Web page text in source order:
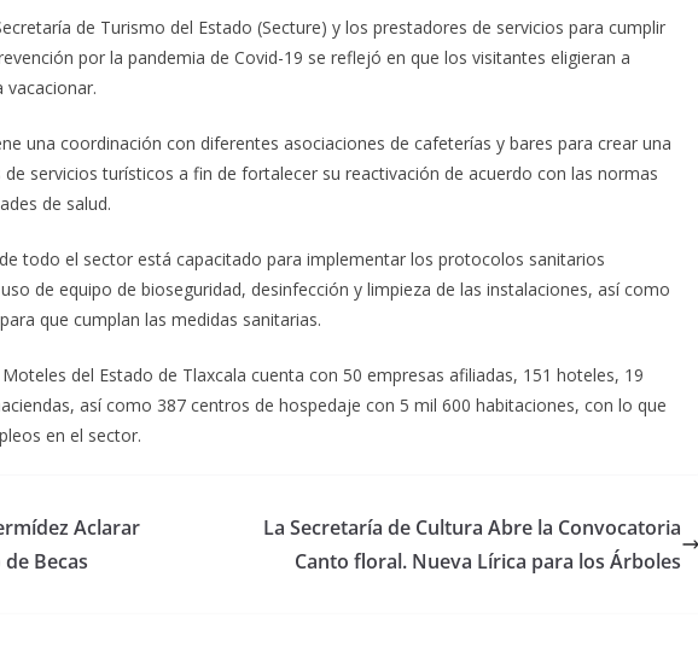
de Turismo del Estado (Secture) y los prestadores de servicios para cumplir
por la pandemia de Covid-19 se reflejó en que los visitantes eligieran a
vacacionar.
una coordinación con diferentes asociaciones de cafeterías y bares para crear una
servicios turísticos a fin de fortalecer su reactivación de acuerdo con las normas
de salud.
todo el sector está capacitado para implementar los protocolos sanitarios
de equipo de bioseguridad, desinfección y limpieza de las instalaciones, así como
que cumplan las medidas sanitarias.
del Estado de Tlaxcala cuenta con 50 empresas afiliadas, 151 hoteles, 19
así como 387 centros de hospedaje con 5 mil 600 habitaciones, con lo que
en el sector.
Aclarar
Becas
La Secretaría de Cultura Abre la Convocatoria
Canto floral. Nueva Lírica para los Árboles